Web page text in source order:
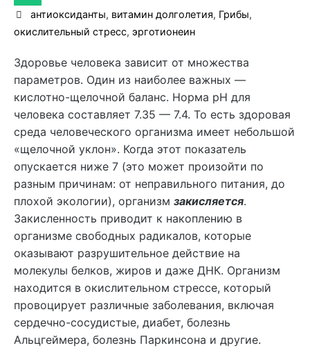
антиоксиданты, витамин долголетия, Грибы,
окислительный стресс, эрготионеин
Здоровье человека зависит от множества
параметров. Один из наиболее важных —
кислотно-щелочной баланс. Норма рН для
человека составляет 7.35 — 7.4. То есть здоровая
среда человеческого организма имеет небольшой
«щелочной уклон». Когда этот показатель
опускается ниже 7 (это может произойти по
разным причинам: от неправильного питания, до
плохой экологии), организм закисляется.
Закисленность приводит к накоплению в
организме свободных радикалов, которые
оказывают разрушительное действие на
молекулы белков, жиров и даже ДНК. Организм
находится в окислительном стрессе, который
провоцирует различные заболевания, включая
сердечно-сосудистые, диабет, болезнь
Альцгеймера, болезнь Паркинсона и другие.